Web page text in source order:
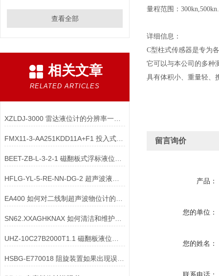
查看全部
相关文章
RELATED ARTICLES
XZLDJ-3000 雷达液位计的分辨率一般多少合适
FMX11-3-AA251KDD11A+F1 投入式液位计安装方式
HSBG-E770018 阻旋装置如果出现误报该如何处理
量程范围：
详细信息：
C型柱式传感器是专为
它可以与本公司的多种
具有体积小、重量轻、
留言询价
产品：
您的单位：
您的姓名：